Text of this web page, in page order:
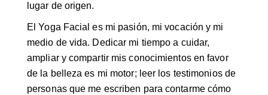
lugar de origen.
El Yoga Facial es mi pasión, mi vocación y mi
medio de vida. Dedicar mi tiempo a cuidar,
ampliar y compartir mis conocimientos en favor
de la belleza es mi motor; leer los testimonios de
personas que me escriben para contarme cómo